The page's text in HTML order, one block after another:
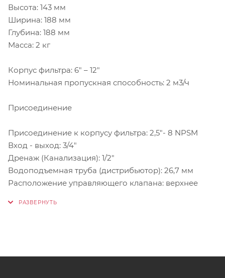
Высота: 143 мм
Ширина: 188 мм
Глубина: 188 мм
Масса: 2 кг
Корпус фильтра: 6" – 12"
Номинальная пропускная способность: 2 м3/ч
Присоединение
Присоединение к корпусу фильтра: 2,5"- 8 NPSM
Вход - выход: 3/4"
Дренаж (Канализация): 1/2"
Водоподъемная труба (дистрибьютор): 26,7 мм
Расположение управляющего клапана: верхнее